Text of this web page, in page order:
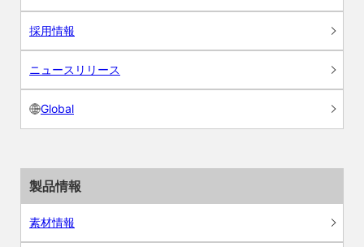
採用情報
ニュースリリース
Global
製品情報
素材情報